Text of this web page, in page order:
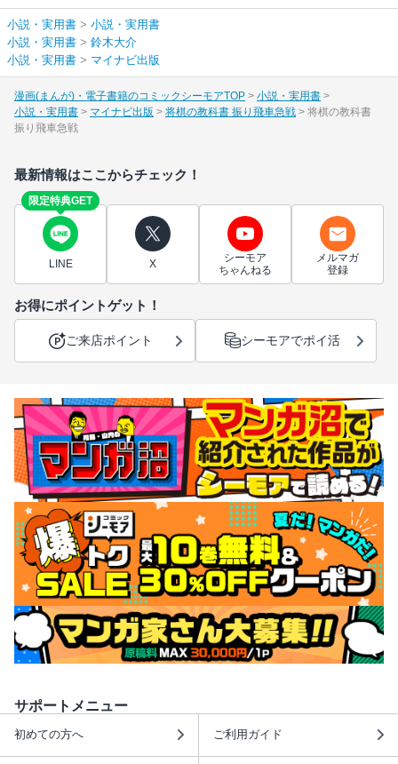
小説・実用書 > 小説・実用書
小説・実用書 > 鈴木大介
小説・実用書 > マイナビ出版
漫画(まんが)・電子書籍のコミックシーモアTOP
小説・実用書
小説・実用書
マイナビ出版 将棋の教科書 振り飛車急戦
将棋の教科書
振り飛車急戦
最新情報はここからチェック！
限定特典GET
LINE X
シーモア
ちゃんねる
メルマガ
登録
お得にポイントゲット！
ご来店ポイント シーモアでポイ活
サポートメニュー
初めての方へ ご利用ガイド